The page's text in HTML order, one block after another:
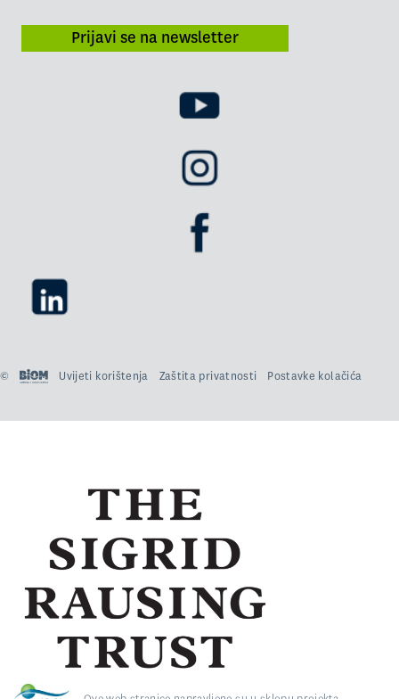
Prijavi se na newsletter
© Uvijeti korištenja Zaštita privatnosti Postavke kolačića